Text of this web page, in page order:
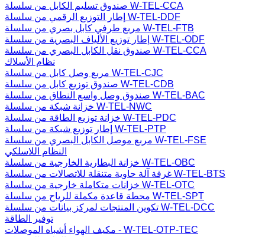
صندوق تسليم الكابل من سلسلة W-TEL-CCA
إطار التوزيع الرقمي من سلسلة W-TEL-DDF
مربع طرفي كابل بصري من سلسلة W-TEL-FTB
إطار توزيع الألياف البصرية من سلسلة W-TEL-ODF
صندوق نقل الكابل البصري من سلسلة W-TEL-CCA
نظام الأسلاك
مربع وصل كابل من سلسلة W-TEL-CJC
صندوق توزيع كابل من سلسلة W-TEL-CDB
صندوق وصل واسع النطاق من سلسلة W-TEL-BAC
خزانة شبكة من سلسلة W-TEL-NWC
خزانة توزيع الطاقة من سلسلة W-TEL-PDC
إطار توزيع شبكة من سلسلة W-TEL-PTP
مربع موصل الكابل البصري من سلسلة W-TEL-FSE
النظام اللاسلكي
خزانة البطارية الخارجية من سلسلة W-TEL-OBC
غرفة آلة حاوية متنقلة للاتصالات من سلسلة W-TEL-BTS
خزانات متكاملة خارجية من سلسلة W-TEL-OTC
محطة قاعدة مكملة للرياح من سلسلة W-TEL-SPT
تكوين المنتجات لمركز بيانات من سلسلة W-TEL-DCC
توفير الطاقة
مكيف الهواء أشباه الموصلات - W-TEL-OTP-TEC